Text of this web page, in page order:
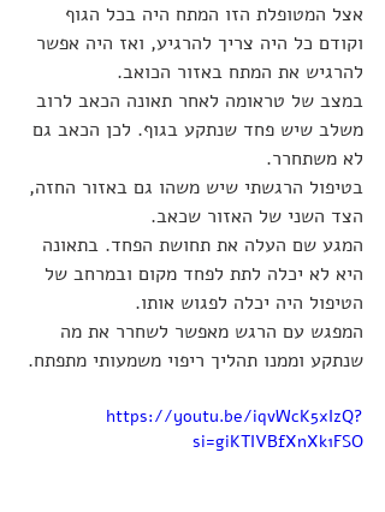
אצל המטופלת הזו המתח היה בכל הגוף
וקודם כל היה צריך להרגיע, ואז היה אפשר
להרגיש את המתח באזור הכואב.
במצב של טראומה לאחר תאונה הכאב לרוב
משלב שיש פחד שנתקע בגוף. לכן הכאב גם
לא משתחרר.
בטיפול הרגשתי שיש משהו גם באזור החזה,
הצד השני של האזור שכאב.
המגע שם העלה את תחושת הפחד. בתאונה
היא לא יכלה לתת לפחד מקום ובמרחב של
הטיפול היה יכלה לפגוש אותו.
המפגש עם הרגש מאפשר לשחרר את מה
שנתקע וממנו תהליך ריפוי משמעותי מתפתח.
https://youtu.be/iqvWcK5xIzQ?
si=giKTIVBfXnXk1FSO